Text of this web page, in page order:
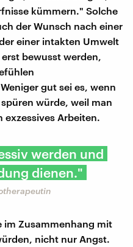
kümmern." Solche
der Wunsch nach einer
einer intakten Umwelt
bewusst werden,
gut sei es, wenn
würde, weil man
exzessives Arbeiten.
werden und
dienen."
im Zusammenhang mit
nicht nur Angst.